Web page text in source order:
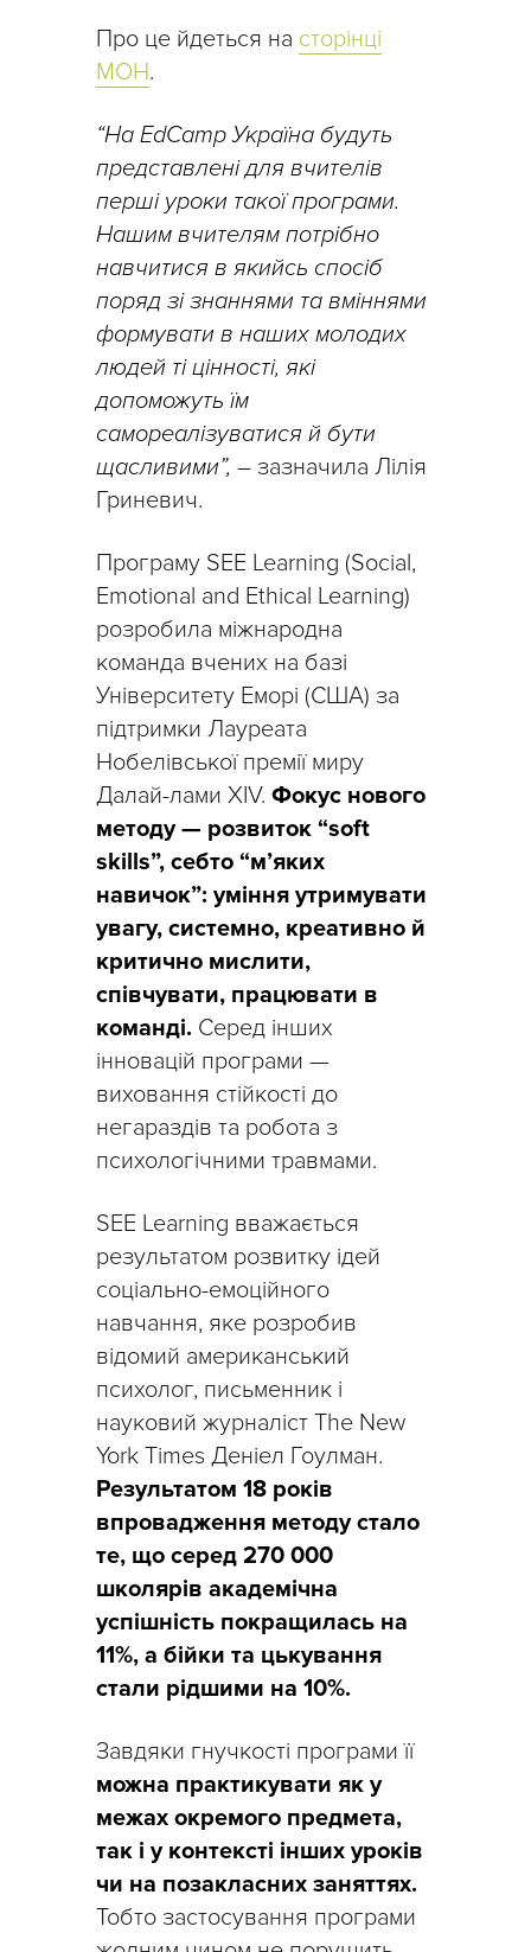
Про це йдеться на сторінці
МОН.
“На EdCamp Україна будуть
представлені для вчителів
перші уроки такої програми.
Нашим вчителям потрібно
навчитися в якийсь спосіб
поряд зі знаннями та вміннями
формувати в наших молодих
людей ті цінності, які
допоможуть їм
самореалізуватися й бути
щасливими”, – зазначила Лілія
Гриневич.
Програму SEE Learning (Social,
Emotional and Ethical Learning)
розробила міжнародна
команда вчених на базі
Університету Еморі (США) за
підтримки Лауреата
Нобелівської премії миру
Далай-лами XIV. Фокус нового
методу — розвиток “soft
skills”, себто “м’яких
навичок”: уміння утримувати
увагу, системно, креативно й
критично мислити,
співчувати, працювати в
команді. Серед інших
інновацій програми —
виховання стійкості до
негараздів та робота з
психологічними травмами.
SEE Learning вважається
результатом розвитку ідей
соціально-емоційного
навчання, яке розробив
відомий американський
психолог, письменник і
науковий журналіст The New
York Times Деніел Гоулман.
Результатом 18 років
впровадження методу стало
те, що серед 270 000
школярів академічна
успішність покращилась на
11%, а бійки та цькування
стали рідшими на 10%.
Завдяки гнучкості програми її
можна практикувати як у
межах окремого предмета,
так і у контексті інших уроків
чи на позакласних заняттях.
Тобто застосування програми